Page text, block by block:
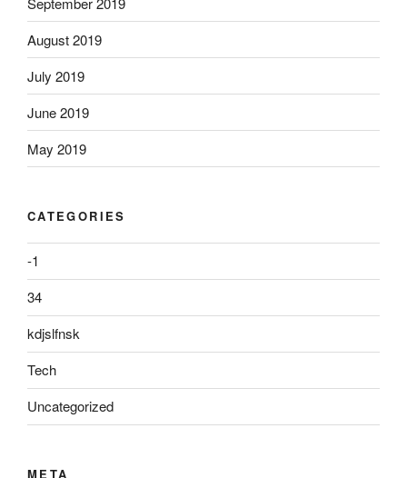
August 2019
July 2019
June 2019
May 2019
CATEGORIES
-1
34
kdjslfnsk
Tech
Uncategorized
META